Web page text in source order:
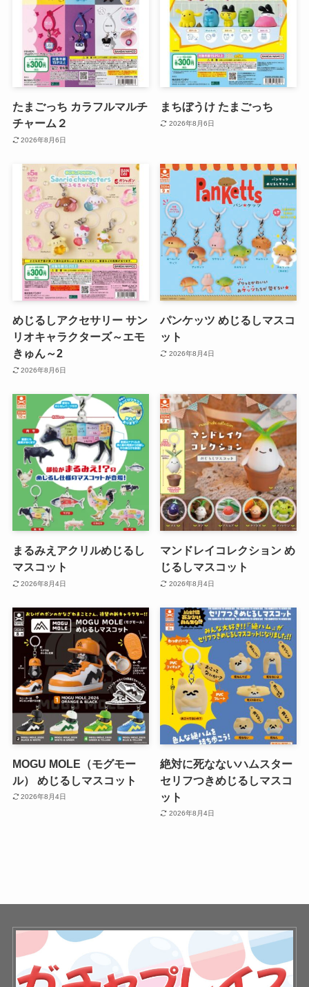
たまごっち カラフルマルチ
チャーム２
2026年8月6日
まちぼうけ たまごっち
2026年8月6日
めじるしアクセサリー サン
リオキャラクターズ～エモ
きゅん～2
2026年8月6日
パンケッツ めじるしマスコ
ット
2026年8月4日
まるみえアクリルめじるし
マスコット
2026年8月4日
マンドレイコレクション め
じるしマスコット
2026年8月4日
MOGU MOLE（モグモー
ル） めじるしマスコット
2026年8月4日
絶対に死なないハムスター
セリフつきめじるしマスコ
ット
2026年8月4日